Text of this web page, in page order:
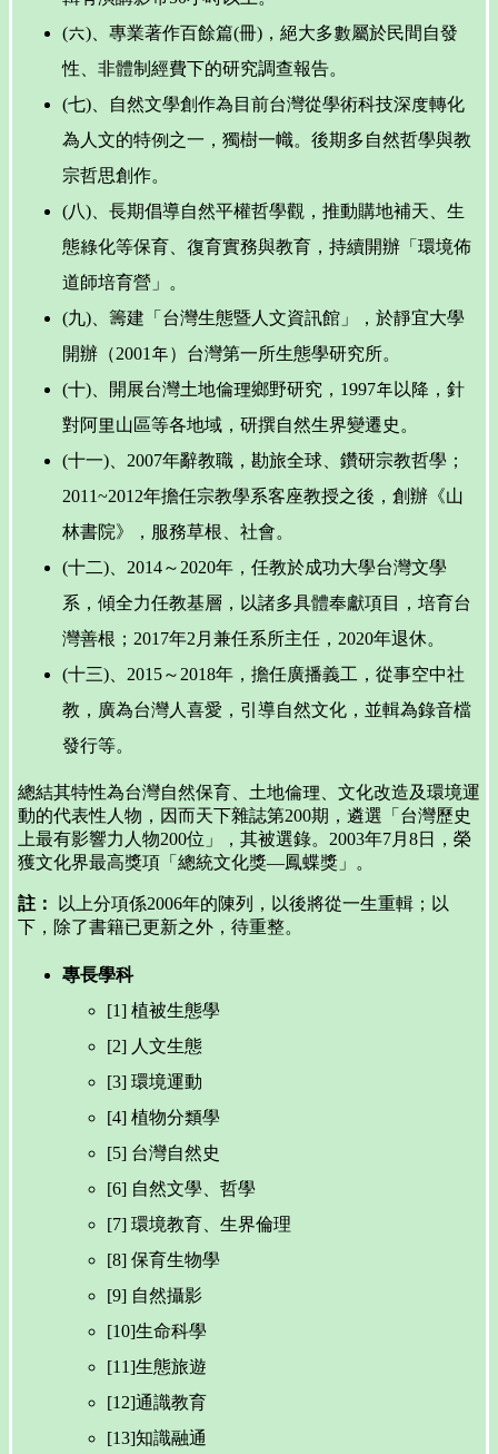
(六)、專業著作百餘篇(冊)，絕大多數屬於民間自發
性、非體制經費下的研究調查報告。
(七)、自然文學創作為目前台灣從學術科技深度轉化
為人文的特例之一，獨樹一幟。後期多自然哲學與教
宗哲思創作。
(八)、長期倡導自然平權哲學觀，推動購地補天、生
態綠化等保育、復育實務與教育，持續開辦「環境佈
道師培育營」。
(九)、籌建「台灣生態暨人文資訊館」，於靜宜大學
開辦（2001年）台灣第一所生態學研究所。
(十)、開展台灣土地倫理鄉野研究，1997年以降，針
對阿里山區等各地域，研撰自然生界變遷史。
(十一)、2007年辭教職，勘旅全球、鑽研宗教哲學；
2011~2012年擔任宗教學系客座教授之後，創辦《山
林書院》，服務草根、社會。
(十二)、2014～2020年，任教於成功大學台灣文學
系，傾全力任教基層，以諸多具體奉獻項目，培育台
灣善根；2017年2月兼任系所主任，2020年退休。
(十三)、2015～2018年，擔任廣播義工，從事空中社
教，廣為台灣人喜愛，引導自然文化，並輯為錄音檔
發行等。
總結其特性為台灣自然保育、土地倫理、文化改造及環境運
動的代表性人物，因而天下雜誌第200期，遴選「台灣歷史
上最有影響力人物200位」，其被選錄。2003年7月8日，榮
獲文化界最高獎項「總統文化獎—鳳蝶獎」。
註：
以上分項係2006年的陳列，以後將從一生重輯；以
下，除了書籍已更新之外，待重整。
專長學科
[1] 植被生態學
[2] 人文生態
[3] 環境運動
[4] 植物分類學
[5] 台灣自然史
[6] 自然文學、哲學
[7] 環境教育、生界倫理
[8] 保育生物學
[9] 自然攝影
[10]生命科學
[11]生態旅遊
[12]通識教育
[13]知識融通